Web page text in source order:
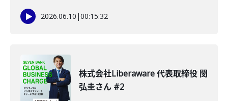
2026.06.10 |00:15:32
株式会社Liberaware 代表取締役 閔
弘圭さん #2